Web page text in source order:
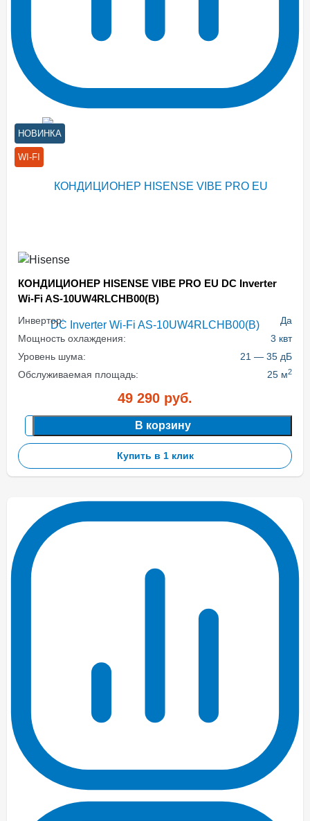
НОВИНКА
WI-FI
КОНДИЦИОНЕР HISENSE VIBE PRO EU DC Inverter
Wi-Fi AS-10UW4RLCHB00(B)
Инвертор:
Да
Мощность охлаждения:
3 квт
Уровень шума:
21 — 35 дБ
Обслуживаемая площадь:
25 м2
49 290 руб.
В корзину
Купить в 1 клик